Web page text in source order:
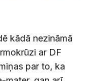
kādā nezināmā
ar DF
par to, ka